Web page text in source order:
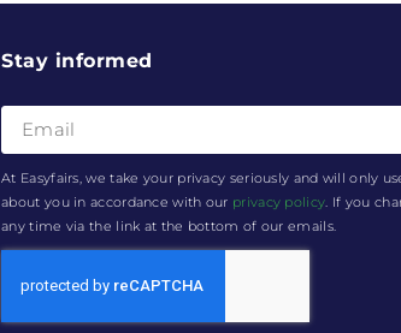
Stay informed
At Easyfairs, we take your privacy seriously and will only
about you in accordance with our privacy policy . If you
any time via the link at the bottom of our emails.